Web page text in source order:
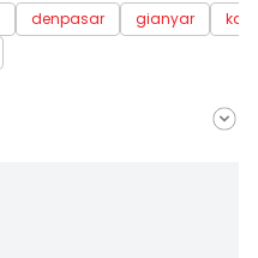
denpasar gianyar